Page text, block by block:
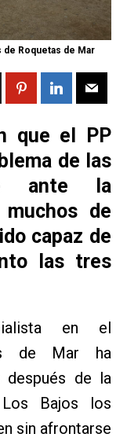
Roquetas de Mar
que el PP
de las
ante la
de
capaz de
las tres
en el
de Mar ha
de la
Bajos los
sin afrontarse